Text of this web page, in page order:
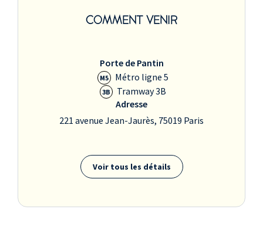
COMMENT VENIR
Porte de Pantin
M5 Métro ligne 5
3B
Tramway 3B
Adresse
221 avenue Jean-Jaurès, 75019 Paris
Voir tous les détails